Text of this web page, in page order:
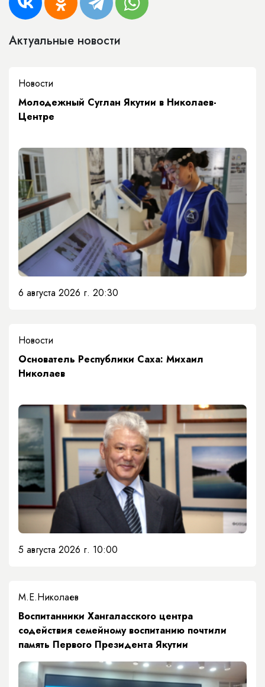
Актуальные новости
Новости
Молодежный Суглан Якутии в Николаев-
Центре
6 августа 2026 г. 20:30
Новости
Основатель Республики Саха: Михаил
Николаев
5 августа 2026 г. 10:00
М.Е.Николаев
​Воспитанники Хангаласского центра
содействия семейному воспитанию почтили
память Первого Президента Якутии